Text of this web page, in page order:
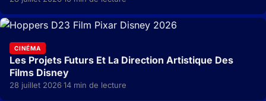
CINÉMA
Les Projets Futurs Et La Direction Artistique Des
Films Disney
28 juillet 2026·14 min de lecture